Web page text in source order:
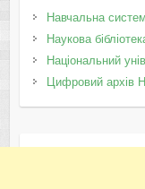
Навчальна
Наукова
Національний
Цифровий архів